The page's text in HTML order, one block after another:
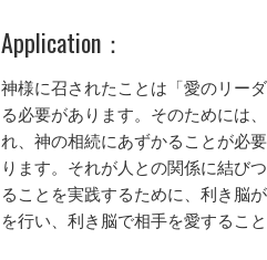
Application：
神様に召されたことは「愛のリー
る必要があります。そのためには
れ、神の相続にあずかることが必
ります。それが人との関係に結び
ることを実践するために、利き脳
を行い、利き脳で相手を愛するこ